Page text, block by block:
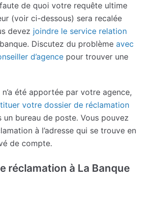
faute de quoi votre requête ultime
(voir ci-dessous) sera recalée
devez joindre le service relation
Discutez du problème avec
d’agence pour trouver une
été apportée par votre agence,
votre dossier de réclamation
un bureau de poste. Vous pouvez
à l’adresse qui se trouve en
de compte.
réclamation à La Banque